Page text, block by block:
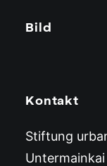
Bild
Kontakt
Stiftung